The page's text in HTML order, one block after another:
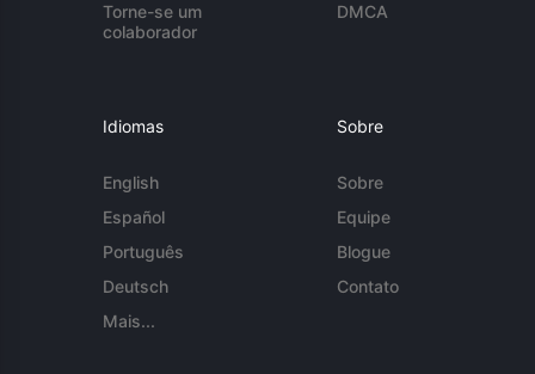
Torne-se um
colaborador
DMCA
Idiomas
English
Español
Português
Deutsch
Mais...
Sobre
Sobre
Equipe
Blogue
Contato